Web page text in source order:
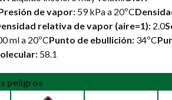
de vapor: 59 kPa a 20ºC
relativa de vapor (aire=1): 2.0
ml a 20ºCPunto de ebullición: 34ºC
58.1
peligros